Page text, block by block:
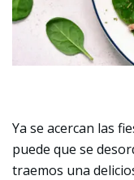
Ya se acercan las
puede que se
traemos una